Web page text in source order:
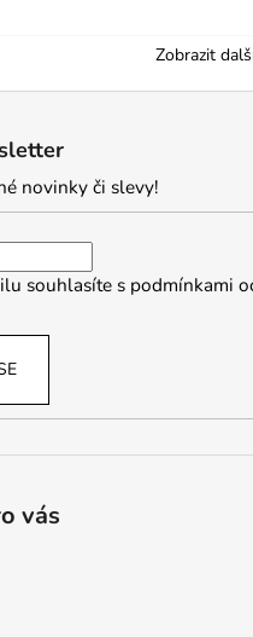
Zobrazit
novinky či slevy!
souhlasíte s podmínkami
vás